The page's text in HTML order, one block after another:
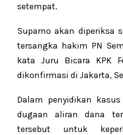
setempat.
Suparno akan diperiksa
tersangka hakim PN
kata Juru Bicara KPK
dikonfirmasi di Jakarta,
Dalam penyidikan
dugaan aliran dana
tersebut untuk